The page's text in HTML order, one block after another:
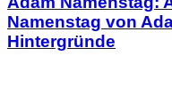
Namenstag von
Hintergründe